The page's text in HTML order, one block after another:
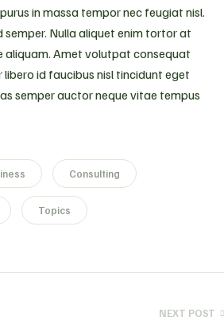
in massa tempor nec feugiat nisl.
semper. Nulla aliquet enim tortor at
aliquam. Amet volutpat consequat
libero id faucibus nisl tincidunt eget
semper auctor neque vitae tempus
Consulting
Topics
NEXT POST